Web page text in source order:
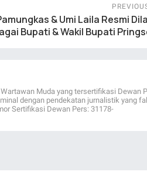
& Umi Laila Resmi
Bupati & Wakil Bupati
Muda yang tersertifikasi Dewan
dengan pendekatan jurnalistik yang
Sertifikasi Dewan Pers: 31178-